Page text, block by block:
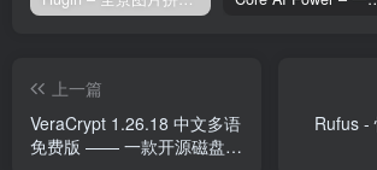
上一篇
VeraCrypt 1.26.18 中文多语
免费版 —— 一款开源磁盘加
Rufus -